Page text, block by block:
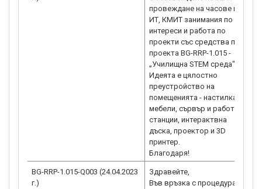
провеждане на часове по
ИТ, КМИТ занимания по
интереси и работа по
проекти със средства по
проекта BG-RRP-1.015 -
„Училищна STEM среда"?
Идеята е цялостно
преустройство на
помещенията - настилка,
мебели, сървър и работни
станции, интерактвна
дъска, проектор и 3D
принтер.
Благодаря!
BG-RRP-1.015-Q003 (24.04.2023
г.)
Здравейте,
Във връзка с процедурата